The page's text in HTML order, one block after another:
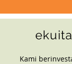
Kami